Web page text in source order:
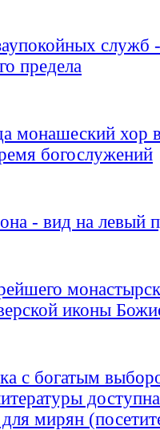
служб
предела
монашеский хор
богослужений
- вид на левый
иконы
с богатым
мирян